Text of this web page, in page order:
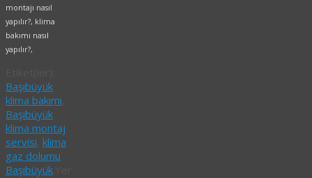
montajı nasıl
yapılır?, klima
bakımı nasıl
yapılır?,
Başıbüyük
klima bakımı
Başıbüyük
klima montaj
servisi klima
gaz dolumu
Başıbüyük